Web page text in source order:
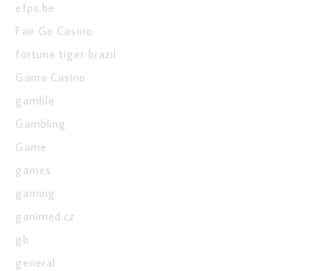
efps.be
Fair Go Casino
fortune tiger brazil
Gama Casino
gamble
Gambling
Game
games
gaming
ganimed.cz
gb
general